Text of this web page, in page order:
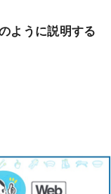
ように説明する